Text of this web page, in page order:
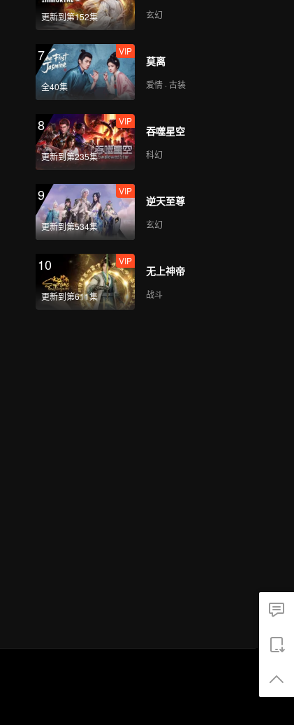
更新到第152集 玄幻
7
全40集
VIP
莫离
爱情 · 古装
8
更新到第235集
VIP
吞噬星空
科幻
9
更新到第534集
VIP
逆天至尊
玄幻
10
更新到第611集
VIP
无上神帝
战斗